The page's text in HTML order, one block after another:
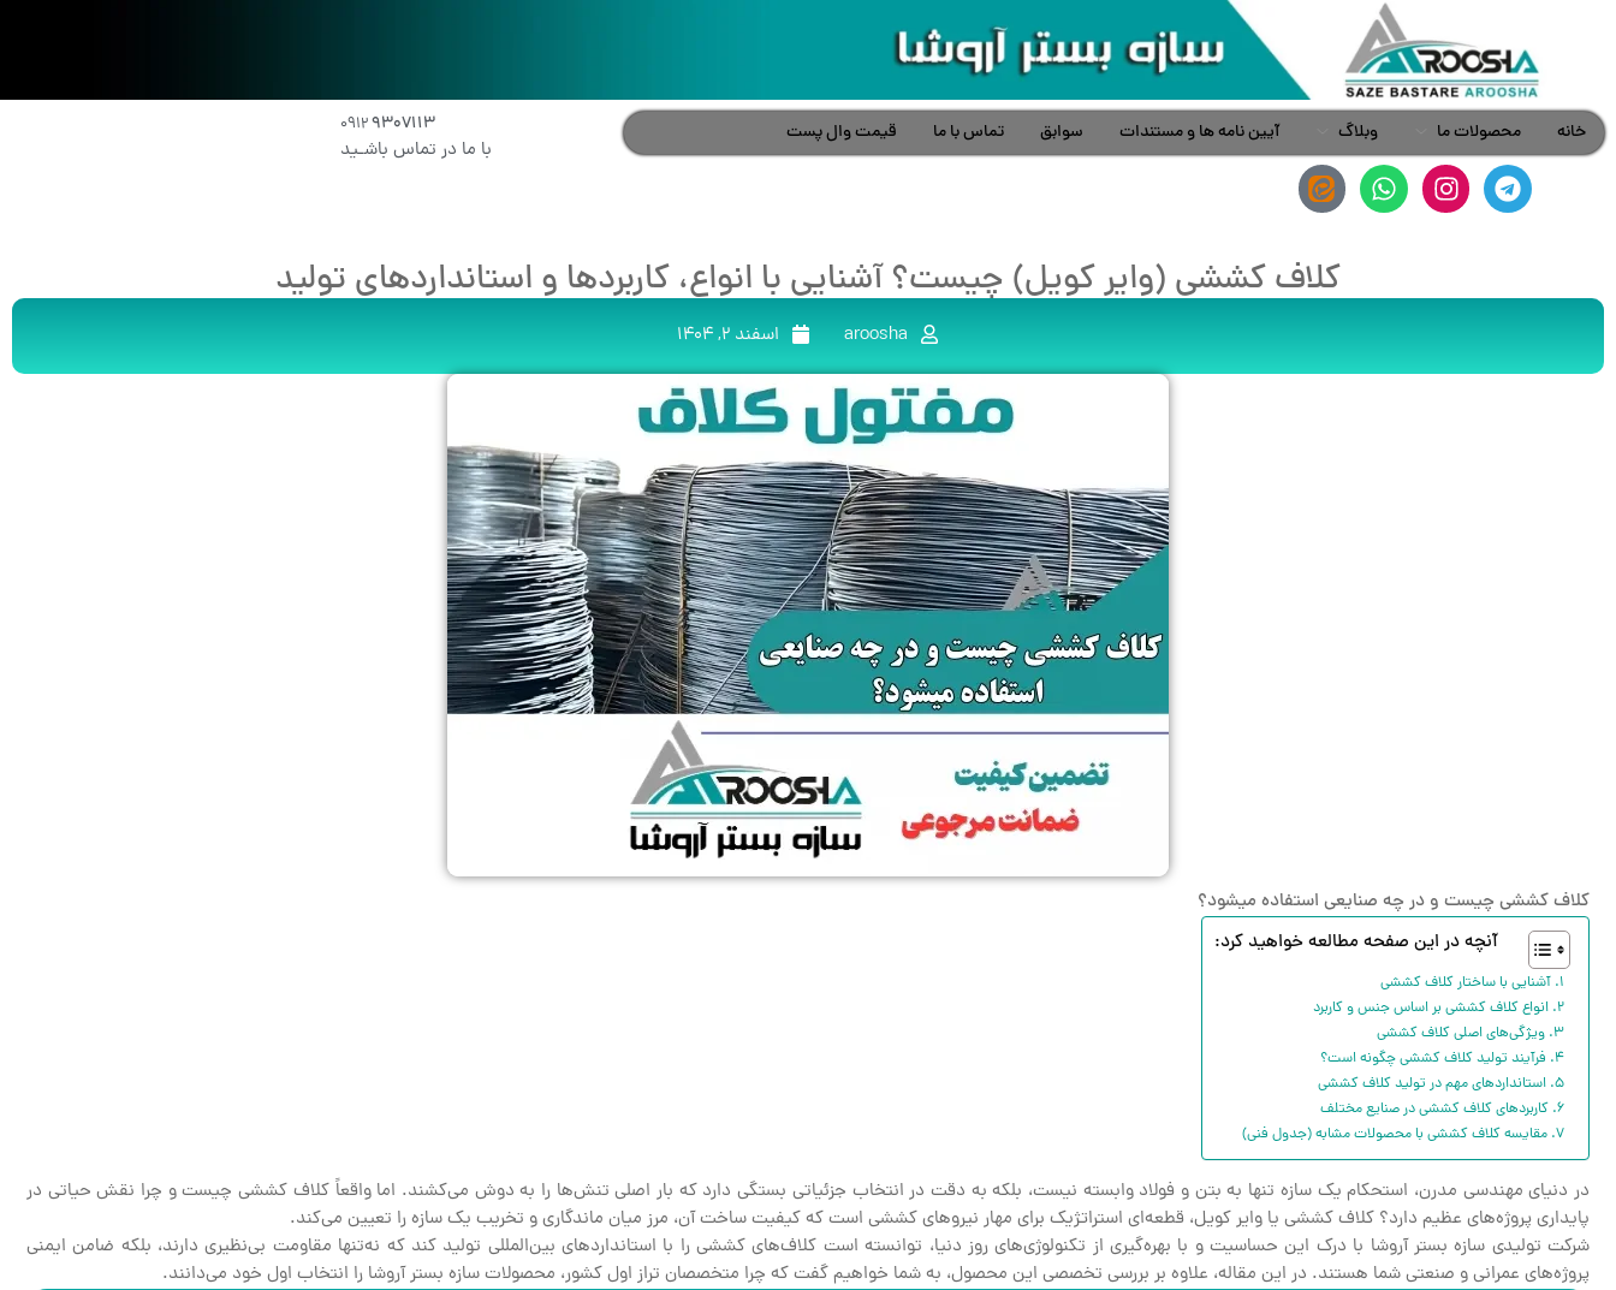
خانه محصولات ما وبلاگ آیین نامه ها و مستندات سوابق تماس با ما قیمت وال پست ۹۳۰۷۱۱۳۰۹۱2
با ما در تماس باشـید
کلاف کششی (وایر کویل) چیست؟ آشنایی با انواع، کاربردها و استانداردهای تولید
aroosha اسفند 2, 1404
کلاف کششی چیست و در چه صنایعی استفاده میشود؟
آنچه در این صفحه مطالعه خواهید کرد:
آشنایی با ساختار کلاف کششی
انواع کلاف کششی بر اساس جنس و کاربرد
ویژگی‌های اصلی کلاف کششی
فرآیند تولید کلاف کششی چگونه است؟
استانداردهای مهم در تولید کلاف کششی
کاربردهای کلاف کششی در صنایع مختلف
مقایسه کلاف کششی با محصولات مشابه (جدول فنی)
در دنیای مهندسی مدرن، استحکام یک سازه تنها به بتن و فولاد وابسته نیست، بلکه به دقت در انتخاب جزئیاتی بستگی دارد که بار اصلی تنش‌ها را به دوش می‌کشند. اما واقعاً کلاف کششی چیست و چرا نقش حیاتی در
پایداری پروژه‌های عظیم دارد؟ کلاف کششی یا وایر کویل، قطعه‌ای استراتژیک برای مهار نیروهای کششی است که کیفیت ساخت آن، مرز میان ماندگاری و تخریب یک سازه را تعیین می‌کند.
شرکت تولیدی سازه بستر آروشا با درک این حساسیت و با بهره‌گیری از تکنولوژی‌های روز دنیا، توانسته است کلاف‌های کششی را با استانداردهای بین‌المللی تولید کند که نه‌تنها مقاومت بی‌نظیری دارند، بلکه ضامن ایمنی
پروژه‌های عمرانی و صنعتی شما هستند. در این مقاله، علاوه بر بررسی تخصصی این محصول، به شما خواهیم گفت که چرا متخصصان تراز اول کشور، محصولات سازه بستر آروشا را انتخاب اول خود می‌دانند.